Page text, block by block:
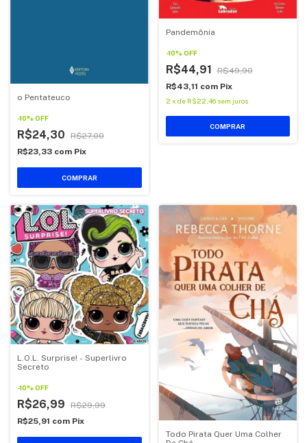
o Pentateuco
-10% OFF
R$24,30
R$27,00
R$23,33 com Pix
COMPRAR
Pandemônia
-10% OFF
R$44,91
R$49,90
R$43,11 com Pix
2 x de R$22,46 sem juros
COMPRAR
L.O.L. Surprise! - Superlivro
Secreto
-10% OFF
R$26,99
R$29,99
R$25,91 com Pix
Todo Pirata Quer Uma Colher